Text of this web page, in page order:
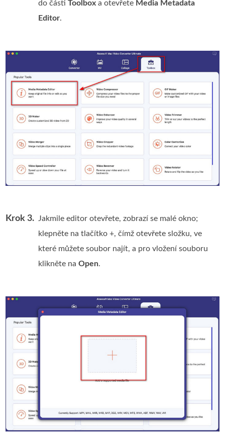
do částiToolbox a otevřete Media Metadata
Editor.
Krok 3.
Jakmile editor otevřete, zobrazí se malé okno;
klepněte na tlačítko +, čímž otevřete složku, ve
které můžete soubor najít, a pro vložení souboru
klikněte naOpen.